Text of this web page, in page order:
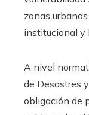
zonas
institucional y
A nivel
de Desastres
obligación de